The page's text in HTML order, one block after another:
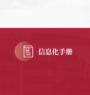
信息化手册